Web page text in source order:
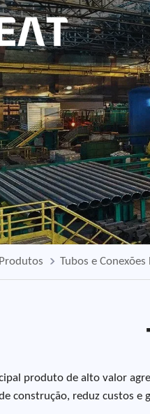
Produtos Tubos e
produto de alto valor
construção, reduz custos e